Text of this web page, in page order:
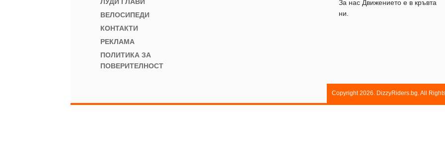
ВЕЛОСИПЕДИ
КОНТАКТИ
РЕКЛАМА
ПОЛИТИКА ЗА
ПОВЕРИТЕЛНОСТ
За нас Движението е в кръвта
ни.
Copyright 2026. DizzyRiders.bg. All